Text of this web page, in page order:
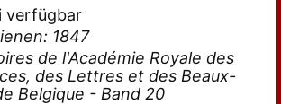
verfügbar
1847
de l'Académie Royale des
des Lettres et des Beaux-
Belgique - Band 20